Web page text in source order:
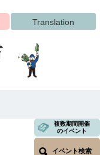
Translation
複数期間開催
のイベント
イベント検索